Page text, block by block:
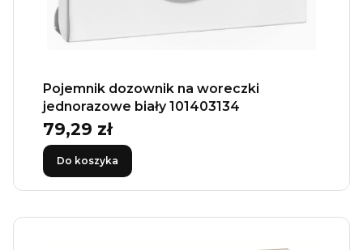
Pojemnik dozownik na woreczki
jednorazowe biały 101403134
Cena
79,29 zł
Do koszyka